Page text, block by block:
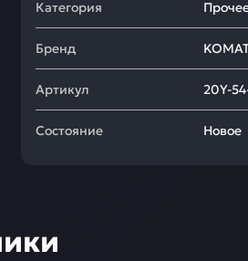
Категория
Бренд
Артикул 20Y-
Состояние Новое